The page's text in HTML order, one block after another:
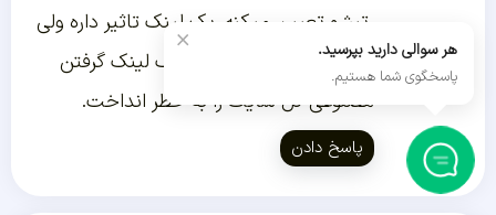
رتبشو تعیین میکنه. بک لینک تاثیر داره ولی
خیلی کم و ارزش نداره با بک لینک گرفتن
مصنوعی کل سایت را به خطر انداخت.
پاسخ دادن
× هر سوالی دارید بپرسید.
پاسخگوی شما هستیم.